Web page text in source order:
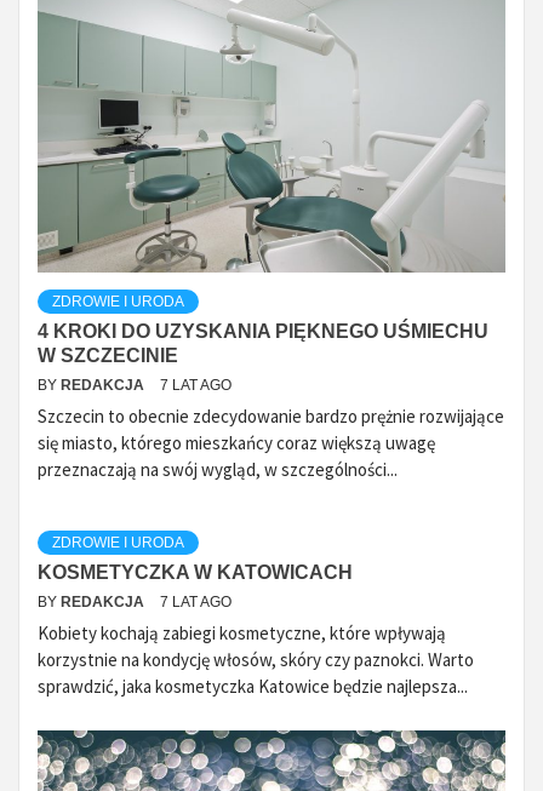
ZDROWIE I URODA
4 KROKI DO UZYSKANIA PIĘKNEGO UŚMIECHU
W SZCZECINIE
BY REDAKCJA 7 LAT AGO
Szczecin to obecnie zdecydowanie bardzo prężnie rozwijające
się miasto, którego mieszkańcy coraz większą uwagę
przeznaczają na swój wygląd, w szczególności...
ZDROWIE I URODA
KOSMETYCZKA W KATOWICACH
BY REDAKCJA 7 LAT AGO
Kobiety kochają zabiegi kosmetyczne, które wpływają
korzystnie na kondycję włosów, skóry czy paznokci. Warto
sprawdzić, jaka kosmetyczka Katowice będzie najlepsza...